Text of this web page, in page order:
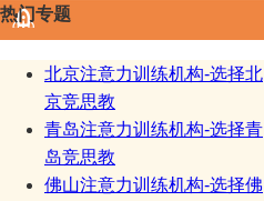
热门专题
北京注意力训练机构-选择北
京竞思教
青岛注意力训练机构-选择青
岛竞思教
佛山注意力训练机构-选择佛